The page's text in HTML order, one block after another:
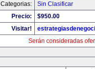
Categorias:
Sin Clasificar
Precio:
$950.00
Visitar!
Serán consideradas